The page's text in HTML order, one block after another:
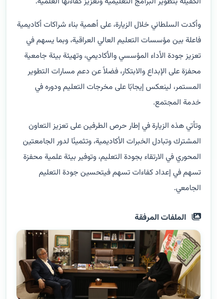
وأكدت السلطاني خلال الزيارة، على أهمية بناء شراكات أكاديمية
فاعلة بين مؤسسات التعليم العالي العراقية، وبما يسهم في
تعزيز جودة الأداء المؤسسي والأكاديمي، وتهيئة بيئة جامعية
محفزة على الإبداع والابتكار، فضلاً عن دعم مسارات التطوير
المستمر، لينعكس إيجابًا على مخرجات التعليم ودوره في
خدمة المجتمع.
وتأتي هذه الزيارة في إطار حرص الطرفين على تعزيز التعاون
المشترك وتبادل الخبرات الأكاديمية، وتثمينًا لدور الجامعتين
المحوري في الارتقاء بجودة التعليم، وتوفير بيئة علمية محفزة
تسهم في إعداد كفاءات تسهم فيتحسين جودة التعليم
الجامعي.
الملفات المرفقة